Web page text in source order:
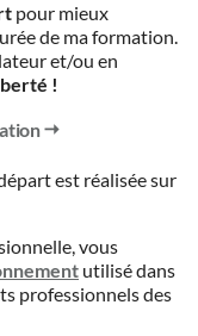
pour mieux
de ma formation.
et/ou en
!
est réaliséesur
vous
utilisé dans
professionnels des